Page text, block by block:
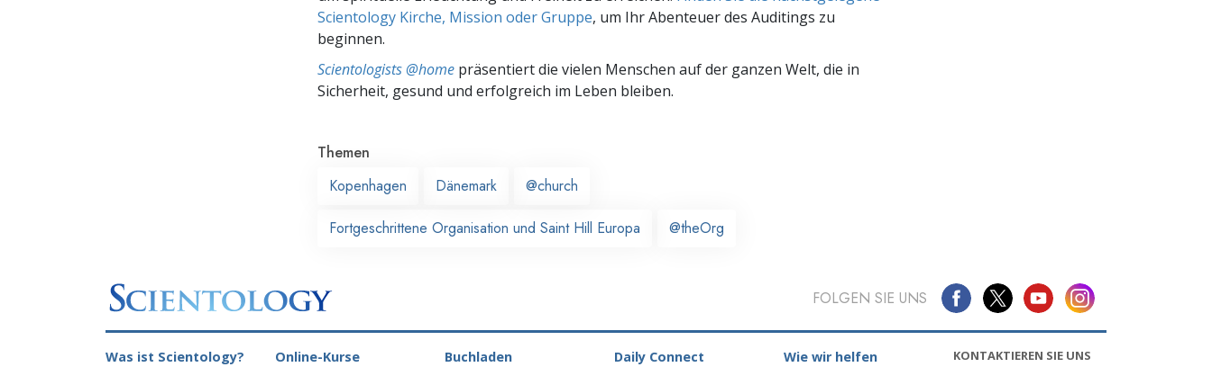
Scientology Kirche, Mission oder Gruppe, um Ihr Abenteuer des Auditings zu
beginnen.
Scientologists @home präsentiert die vielen Menschen auf der ganzen Welt, die in
Sicherheit, gesund und erfolgreich im Leben bleiben.
Themen
Kopenhagen
Dänemark @church
Fortgeschrittene Organisation und Saint Hill Europa @theOrg
FOLGEN SIE UNS
Was ist Scientology? Online-Kurse Buchladen Daily Connect Wie wir helfen
KONTAKTIEREN SIE UNS